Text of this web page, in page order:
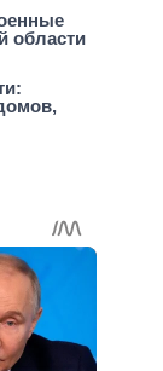
области